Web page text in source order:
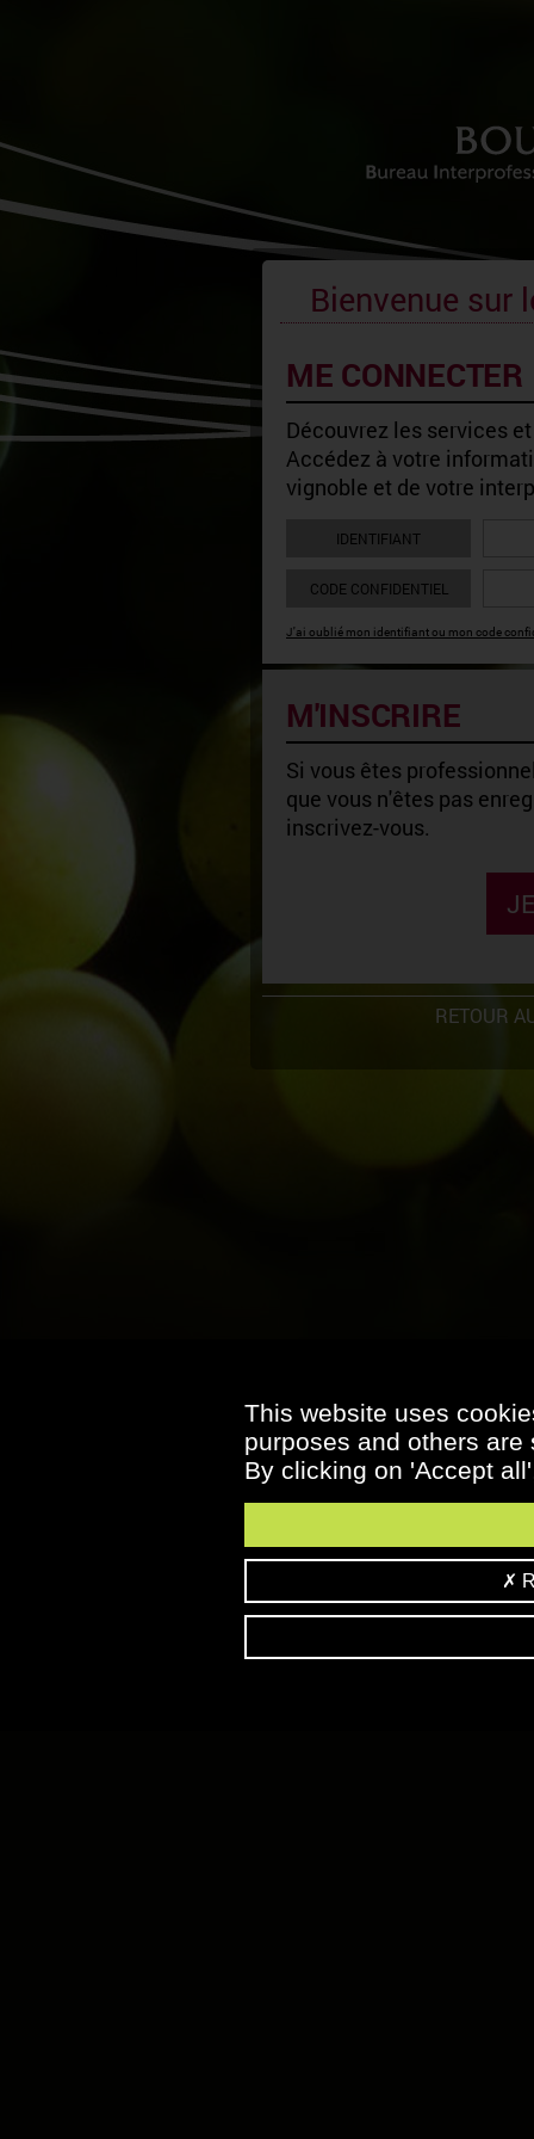
Bienvenue sur
ME CONNECTER
Découvrez les services
Accédez à votre
vignoble et de votre
IDENTIFIANT
CODE CONFIDENTIEL
J'ai oublié mon identifiant ou mon code
M'INSCRIRE
Si vous êtes
que vous n'êtes pas
inscrivez-vous.
RETOUR
This website uses
purposes and others
By clicking on 'Accept